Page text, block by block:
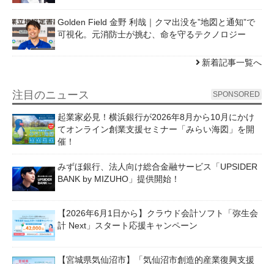
Golden Field 金野 利哉｜クマ出没を”地図と通知”で
可視化。元消防士が挑む、命を守るテクノロジー
新着記事一覧へ
注目のニュース SPONSORED
起業家必見！横浜銀行が2026年8月から10月にかけ
てオンライン創業支援セミナー「みらい海図」を開
催！
みずほ銀行、法人向け総合金融サービス「UPSIDER
BANK by MIZUHO」提供開始！
【2026年6月1日から】クラウド会計ソフト「弥生会
計 Next」スタート応援キャンペーン
【宮城県気仙沼市】「気仙沼市創造的産業復興支援